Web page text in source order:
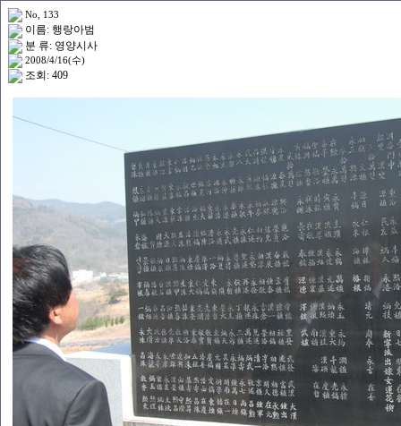
No, 133
이름: 행랑아범
분 류: 영양시사
2008/4/16(수)
조회: 409